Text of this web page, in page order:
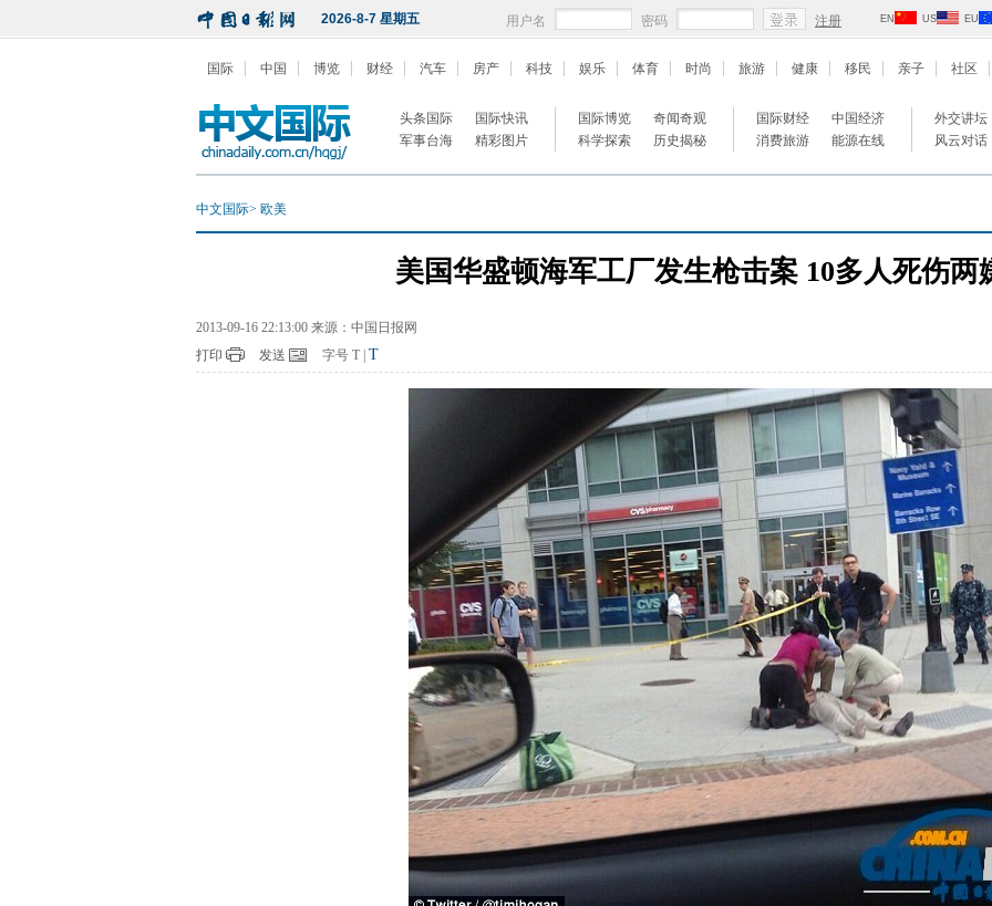
2026-8-7 星期五 用户名 密码 注册 EN US EU
国际 中国 博览 财经 汽车 房产 科技 娱乐 体育 时尚 旅游 健康 移民 亲子 社区
头条国际
国际快讯
军事台海
精彩图片
国际博览
奇闻奇观
科学探索
历史揭秘
国际财经
中国经济
消费旅游
能源在线
外交讲坛
风云对话
中文国际> 欧美
美国华盛顿海军工厂发生枪击案 10多人死伤两
2013-09-16 22:13:00 来源：中国日报网
打印
发送 字号 T T